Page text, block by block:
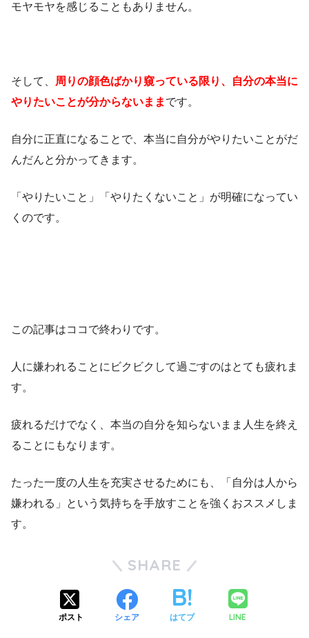
モヤモヤを感じることもありません。
そして、
周りの顔色ばかり窺っている限り、自分の本当に
やりたいことが分からないまま です。
自分に正直になることで、本当に自分がやりたいことがだ
んだんと分かってきます。
「やりたいこと」「やりたくないこと」が明確になってい
くのです。
この記事はココで終わりです。
人に嫌われることにビクビクして過ごすのはとても疲れま
す。
疲れるだけでなく、本当の自分を知らないまま人生を終え
ることにもなります。
たった一度の人生を充実させるためにも、「自分は人から
嫌われる」という気持ちを手放すことを強くおススメしま
す。
SHARE
ポスト シェア はてブ LINE